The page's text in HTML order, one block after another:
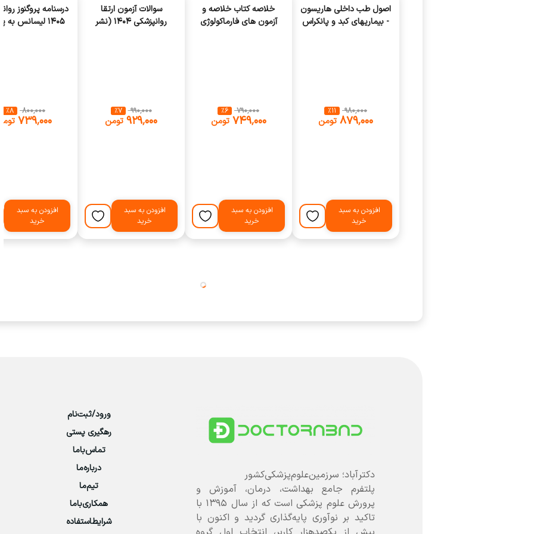
اصول طب داخلی هاریسون
- بیماریهای کبد و پانکراس
‎ ۹۸۰٬۰۰۰ ٪11
‎ ۸۷۹٬۰۰۰ تومن
افزودن به سبد
خرید
خلاصه کتاب خلاصه و
آزمون های فارماکولوژی
‎ ۷۹۰٬۰۰۰ ٪6
‎ ۷۴۹٬۰۰۰تومن
افزودن به سبد
خرید
سوالات آزمون ارتقا
روانپزشکی 1404 (نشر
‎ ۹۹۰٬۰۰۰ ٪7
‎ ۹۲۹٬۰۰۰ تومن
افزودن به سبد
خرید
درسنامه پروگنوز
1405 لیسانس به
‎ ۸۰۰٬۰۰۰ ٪8
‎ ۷۳۹٬۰۰۰تومن
افزودن به سبد
خرید
دکترآباد؛ سرزمین‌علوم‌پزشکی‌کشور
پلتفرم جامع بهداشت، درمان، آموزش و
پرورش علوم پزشکی است که از سال ۱۳۹۵ با
تاکید بر نوآوری پایه‌گذاری گردید و اکنون با
ورود/ثبت‌نام
رهگیری پستی
تماس‌با‌ما
درباره‌ما
تیم‌ما
همکاری‌باما
شرایطاستفاده